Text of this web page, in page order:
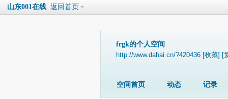
山东001在线 返回首页
frgk的个人空间
http://www.dahai.cn/?420436 [收藏] [
空间首页 动态 记录